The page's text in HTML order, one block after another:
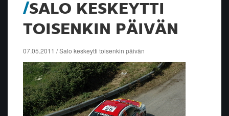
SALO KESKEYTTI
TOISENKIN PÄIVÄN
07.05.2011 / Salo keskeytti toisenkin päivän